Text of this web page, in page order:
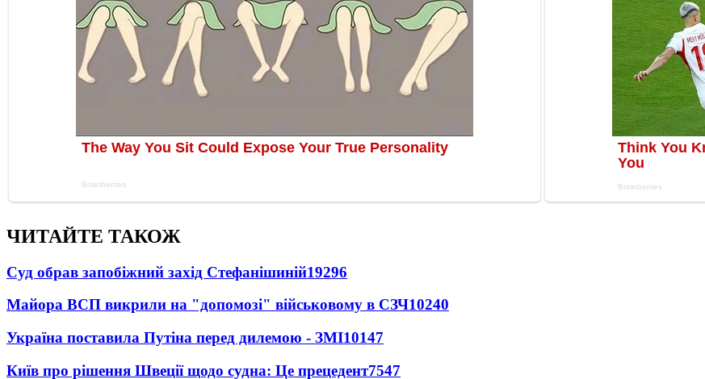
ЧИТАЙТЕ ТАКОЖ
Суд обрав запобіжний захід Стефанішиній19296
Майора ВСП викрили на "допомозі" військовому в СЗЧ10240
Україна поставила Путіна перед дилемою - ЗМІ10147
Київ про рішення Швеції щодо судна: Це прецедент7547